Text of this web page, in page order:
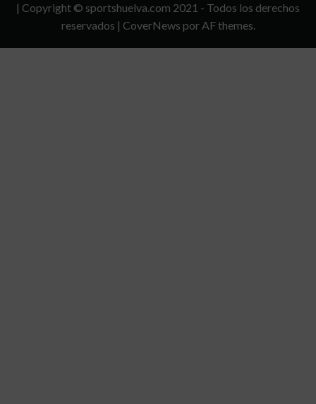
CONDICIONES
| Copyright © sportshuelva.com 2021 - Todos los derechos
reservados | CoverNews por AF themes.